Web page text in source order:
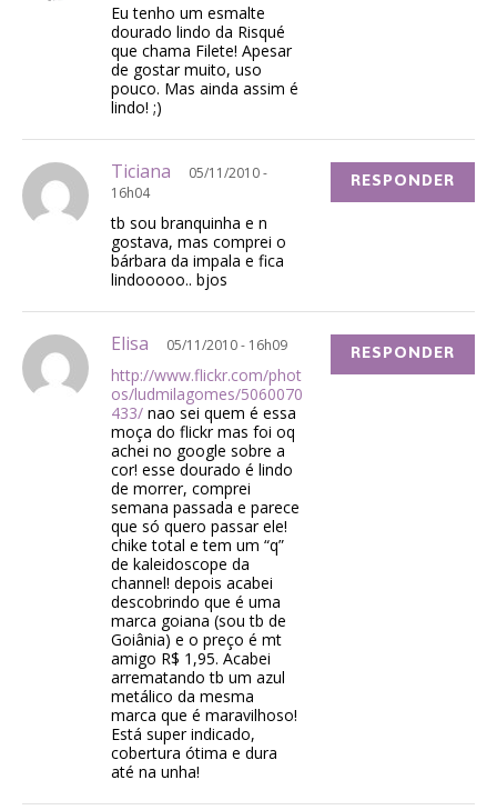
Eu tenho um esmalte
dourado lindo da Risqué
que chama Filete! Apesar
de gostar muito, uso
pouco. Mas ainda assim é
lindo! ;)
Ticiana
05/11/2010 -
16h04
tb sou branquinha e n
gostava, mas comprei o
bárbara da impala e fica
lindooooo.. bjos
RESPONDER
Elisa 05/11/2010 - 16h09
http://www.flickr.com/phot
os/ludmilagomes/5060070
433/ nao sei quem é essa
moça do flickr mas foi oq
achei no google sobre a
cor! esse dourado é lindo
de morrer, comprei
semana passada e parece
que só quero passar ele!
chike total e tem um “q”
de kaleidoscope da
channel! depois acabei
descobrindo que é uma
marca goiana (sou tb de
Goiânia) e o preço é mt
amigo R$ 1,95. Acabei
arrematando tb um azul
metálico da mesma
marca que é maravilhoso!
Está super indicado,
cobertura ótima e dura
até na unha!
RESPONDER